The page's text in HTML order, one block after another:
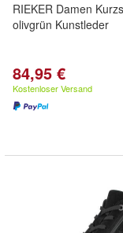
RIEKER Damen
olivgrün Kunstleder
84,95 €
Kostenloser Versand